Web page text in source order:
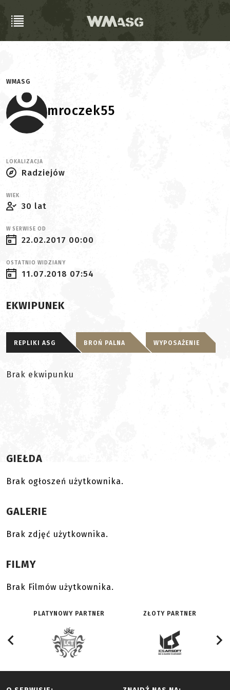
WMASG
mroczek55
LOKALIZACJA
Radziejów
WIEK
30 lat
W SERWISE OD
22.02.2017 00:00
OSTATNIO WIDZIANY
11.07.2018 07:54
EKWIPUNEK
REPLIKI ASG BROŃ PALNA WYPOSAŻENIE
Brak ekwipunku
GIEŁDA
Brak ogłoszeń użytkownika.
GALERIE
Brak zdjęć użytkownika.
FILMY
Brak Filmów użytkownika.
PLATYNOWY PARTNER ZŁOTY PARTNER